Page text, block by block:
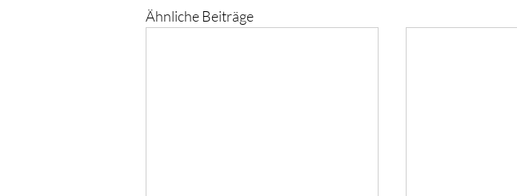
Ähnliche Beiträge